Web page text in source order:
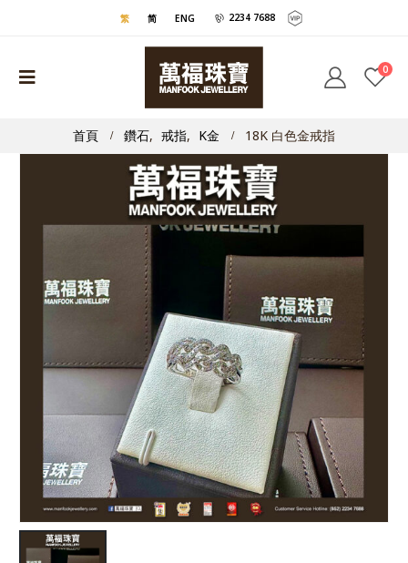
繁 简 ENG 2234 7688
0
首頁 鑽石, 戒指, K金 18K 白色金戒指